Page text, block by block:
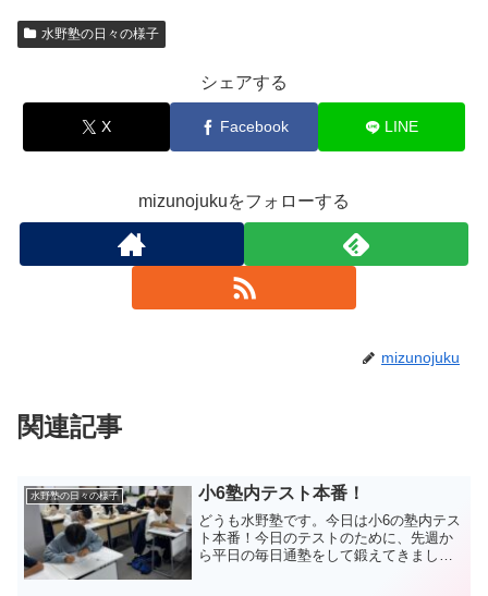
水野塾の日々の様子
シェアする
X Facebook LINE
mizunojukuをフォローする
mizunojuku
関連記事
水野塾の日々の様子 小6塾内テスト本番！
どうも水野塾です。今日は小6の塾内テス
ト本番！今日のテストのために、先週か
ら平日の毎日通塾をして鍛えてきました